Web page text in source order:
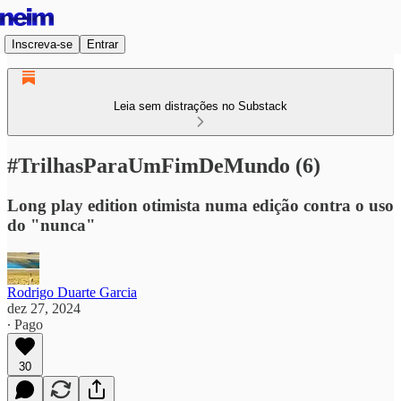
Inscreva-se Entrar
Leia sem distrações no Substack
#TrilhasParaUmFimDeMundo (6)
Long play edition otimista numa edição contra o uso
do "nunca"
Rodrigo Duarte Garcia
dez 27, 2024
∙ Pago
30